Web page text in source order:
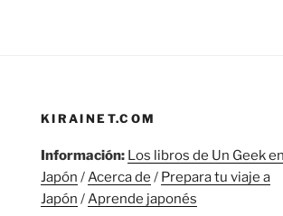
KIRAINET.COM
Información: Los libros de Un Geek en
Japón /Acerca de / Prepara tu viaje a
Japón /Aprende japonés